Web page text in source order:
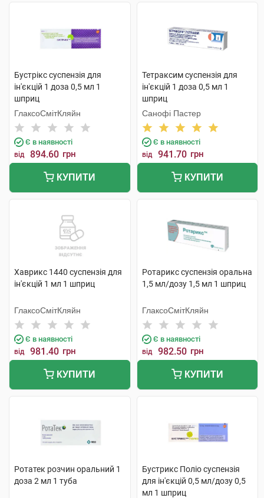
Бустрікс суспензія для
ін'єкцій 1 доза 0,5 мл 1
шприц
ГлаксоСмітКляйн
Є в наявності
від 894.60 грн
КУПИТИ
Тетраксим суспензія для
ін'єкцій 1 доза 0,5 мл 1
шприц
Санофі Пастер
Є в наявності
від 941.70 грн
КУПИТИ
Хаврикс 1440 суспензія для
ін'єкцій 1 мл 1 шприц
ГлаксоСмітКляйн
Є в наявності
від 981.40 грн
КУПИТИ
Ротарикс суспензія оральна
1,5 мл/дозу 1,5 мл 1 шприц
ГлаксоСмітКляйн
Є в наявності
від 982.50 грн
КУПИТИ
Ротатек розчин оральний 1
доза 2 мл 1 туба
Бустрикс Поліо суспензія
для ін'єкцій 0,5 мл/дозу 0,5
мл 1 шприц